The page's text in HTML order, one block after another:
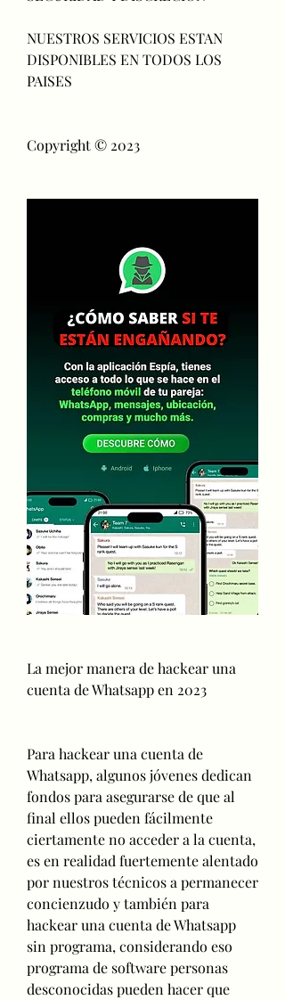
NUESTROS SERVICIOS ESTAN
DISPONIBLES EN TODOS LOS
PAISES
Copyright © 2023
La mejor manera de hackear una
cuenta de Whatsapp en 2023
Para hackear una cuenta de
Whatsapp, algunos jóvenes dedican
fondos para asegurarse de que al
final ellos pueden fácilmente
ciertamente no acceder a la cuenta,
es en realidad fuertemente alentado
por nuestros técnicos a permanecer
concienzudo y también para
hackear una cuenta de Whatsapp
sin programa, considerando eso
programa de software personas
desconocidas pueden hacer que